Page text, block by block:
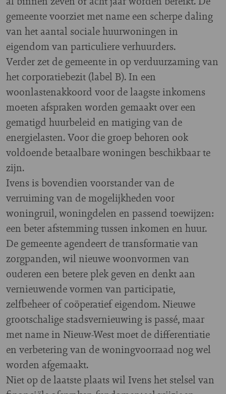
gemeente voorziet met name een scherpe daling
van het aantal sociale huurwoningen in
eigendom van particuliere verhuurders.
Verder zet de gemeente in op verduurzaming van
het corporatiebezit (label B). In een
woonlastenakkoord voor de laagste inkomens
moeten afspraken worden gemaakt over een
gematigd huurbeleid en matiging van de
energielasten. Voor die groep behoren ook
voldoende betaalbare woningen beschikbaar te
zijn.
Ivens is bovendien voorstander van de
verruiming van de mogelijkheden voor
woningruil, woningdelen en passend toewijzen:
een beter afstemming tussen inkomen en huur.
De gemeente agendeert de transformatie van
zorgpanden, wil nieuwe woonvormen van
ouderen een betere plek geven en denkt aan
vernieuwende vormen van participatie,
zelfbeheer of coöperatief eigendom. Nieuwe
grootschalige stadsvernieuwing is passé, maar
met name in Nieuw-West moet de differentiatie
en verbetering van de woningvoorraad nog wel
worden afgemaakt.
Niet op de laatste plaats wil Ivens het stelsel van